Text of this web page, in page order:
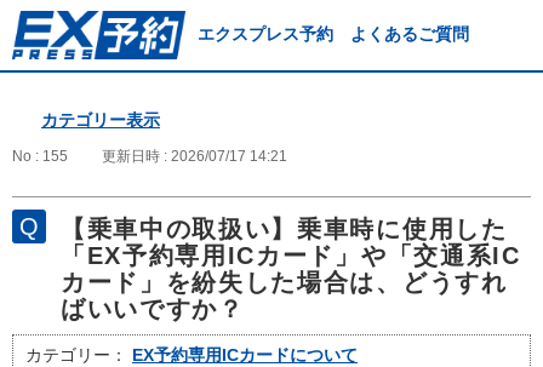
エクスプレス予約 よくあるご質問
カテゴリー表示
No : 155 更新日時 : 2026/07/17 14:21
【乗車中の取扱い】乗車時に使用した
「EX予約専用ICカード」や「交通系IC
カード」を紛失した場合は、どうすれ
ばいいですか？
カテゴリー：
EX予約専用ICカードについて